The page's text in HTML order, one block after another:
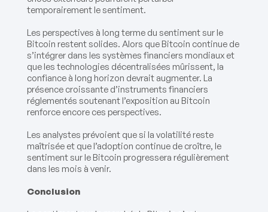
temporairement le sentiment.
Les perspectives à long terme du sentiment sur le
Bitcoin restent solides. Alors que Bitcoin continue de
s’intégrer dans les systèmes financiers mondiaux et
que les technologies décentralisées mûrissent, la
confiance à long horizon devrait augmenter. La
présence croissante d’instruments financiers
réglementés soutenant l’exposition au Bitcoin
renforce encore ces perspectives.
Les analystes prévoient que si la volatilité reste
maîtrisée et que l’adoption continue de croître, le
sentiment sur le Bitcoin progressera régulièrement
dans les mois à venir.
Conclusion